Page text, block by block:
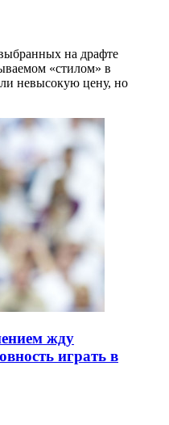
на драфте
«стилом» в
невысокую цену, но
жду
играть в